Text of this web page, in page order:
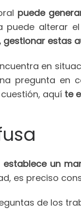
puede
puede alterar
gestionar estas
en
pregunta en
aquí te
establece un
es preciso
de los